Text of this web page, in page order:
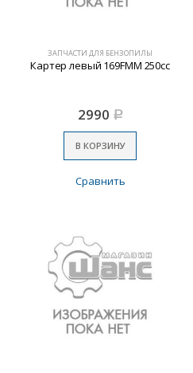
ЗАПЧАСТИ ДЛЯ БЕНЗОПИЛЫ
Картер левый 169FMM 250cc
2990 Р
В КОРЗИНУ
Сравнить